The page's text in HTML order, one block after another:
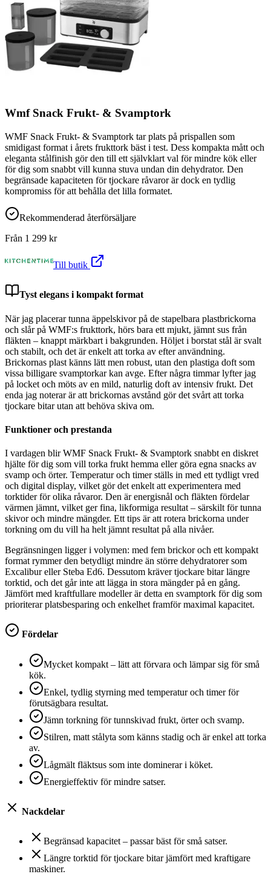
Wmf Snack Frukt- & Svamptork
WMF Snack Frukt- & Svamptork tar plats på prispallen som
smidigast format i årets frukttork bäst i test. Dess kompakta mått och
eleganta stålfinish gör den till ett självklart val för mindre kök eller
för dig som snabbt vill kunna stuva undan din dehydrator. Den
begränsade kapaciteten för tjockare råvaror är dock en tydlig
kompromiss för att behålla det lilla formatet.
Rekommenderad återförsäljare
Från 1 299 kr
Till butik
Tyst elegans i kompakt format
När jag placerar tunna äppelskivor på de stapelbara plastbrickorna
och slår på WMF:s frukttork, hörs bara ett mjukt, jämnt sus från
fläkten – knappt märkbart i bakgrunden. Höljet i borstat stål är svalt
och stabilt, och det är enkelt att torka av efter användning.
Brickornas plast känns lätt men robust, utan den plastiga doft som
vissa billigare svamptorkar kan avge. Efter några timmar lyfter jag
på locket och möts av en mild, naturlig doft av intensiv frukt. Det
enda jag noterar är att brickornas avstånd gör det svårt att torka
tjockare bitar utan att behöva skiva om.
Funktioner och prestanda
I vardagen blir WMF Snack Frukt- & Svamptork snabbt en diskret
hjälte för dig som vill torka frukt hemma eller göra egna snacks av
svamp och örter. Temperatur och timer ställs in med ett tydligt vred
och digital display, vilket gör det enkelt att experimentera med
torktider för olika råvaror. Den är energisnål och fläkten fördelar
värmen jämnt, vilket ger fina, likformiga resultat – särskilt för tunna
skivor och mindre mängder. Ett tips är att rotera brickorna under
torkning om du vill ha helt jämnt resultat på alla nivåer.
Begränsningen ligger i volymen: med fem brickor och ett kompakt
format rymmer den betydligt mindre än större dehydratorer som
Excalibur eller Steba Ed6. Dessutom kräver tjockare bitar längre
torktid, och det går inte att lägga in stora mängder på en gång.
Jämfört med kraftfullare modeller är detta en svamptork för dig som
prioriterar platsbesparing och enkelhet framför maximal kapacitet.
Fördelar
Mycket kompakt – lätt att förvara och lämpar sig för små
kök.
Enkel, tydlig styrning med temperatur och timer för
förutsägbara resultat.
Jämn torkning för tunnskivad frukt, örter och svamp.
Stilren, matt stålyta som känns stadig och är enkel att torka
av.
Lågmält fläktsus som inte dominerar i köket.
Energieffektiv för mindre satser.
Nackdelar
Begränsad kapacitet – passar bäst för små satser.
Längre torktid för tjockare bitar jämfört med kraftigare
maskiner.